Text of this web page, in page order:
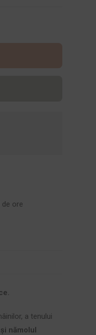
de ore
a tenului
nămolul